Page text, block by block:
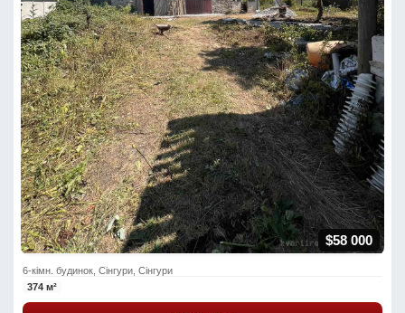
$58 000
6-кімн. будинок, Сінгури, Сінгури
374 м²